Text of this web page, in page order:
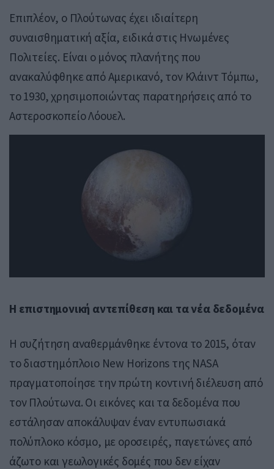
Επιπλέον, ο Πλούτωνας έχει ιδιαίτερη
συναισθηματική αξία, ειδικά στις Ηνωμένες
Πολιτείες. Είναι ο μόνος πλανήτης που
ανακαλύφθηκε από Αμερικανό, τον Κλάιντ Τόμπω,
το 1930, χρησιμοποιώντας παρατηρήσεις από το
Αστεροσκοπείο Λόουελ.
Η επιστημονική αντεπίθεση και τα νέα δεδομένα
Η συζήτηση αναθερμάνθηκε έντονα το 2015, όταν
το διαστημόπλοιο New Horizons της NASA
πραγματοποίησε την πρώτη κοντινή διέλευση από
τον Πλούτωνα. Οι εικόνες και τα δεδομένα που
εστάλησαν αποκάλυψαν έναν εντυπωσιακά
πολύπλοκο κόσμο, με οροσειρές, παγετώνες από
άζωτο και γεωλογικές δομές που δεν είχαν